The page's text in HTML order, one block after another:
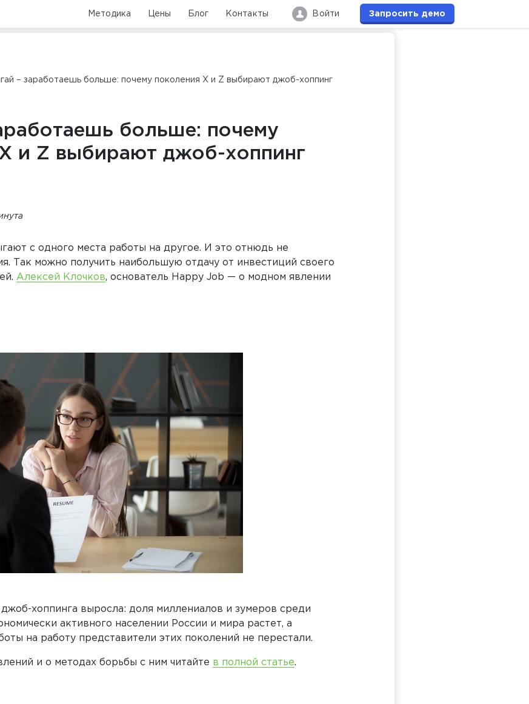
Методика Цены Блог Контакты Войти Запросить демо
– заработаешь больше: почему поколения X и Z выбирают джоб-хоппинг
больше: почему
и Z выбирают джоб-хоппинг
с одного места работы на другое. И это отнюдь не
Так можно получить наибольшую отдачу от инвестиций своего
Алексей Клочков, основатель Happy Job — о модном явлении
джоб-хоппинга выросла: доля миллениалов и зумеров среди
активного населении России и мира растет, а
на работу представители этих поколений не перестали.
и о методах борьбы с ним читайте в полной статье.